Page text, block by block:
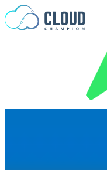
Zum Inhalt springen